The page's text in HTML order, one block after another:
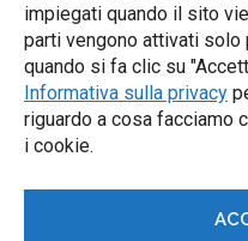
impiegati quando il sito
parti vengono attivati solo
quando si fa clic su
Informativa sulla privacy
riguardo a cosa facciamo
i cookie.
Newsletter
Notizie
Uncategorized